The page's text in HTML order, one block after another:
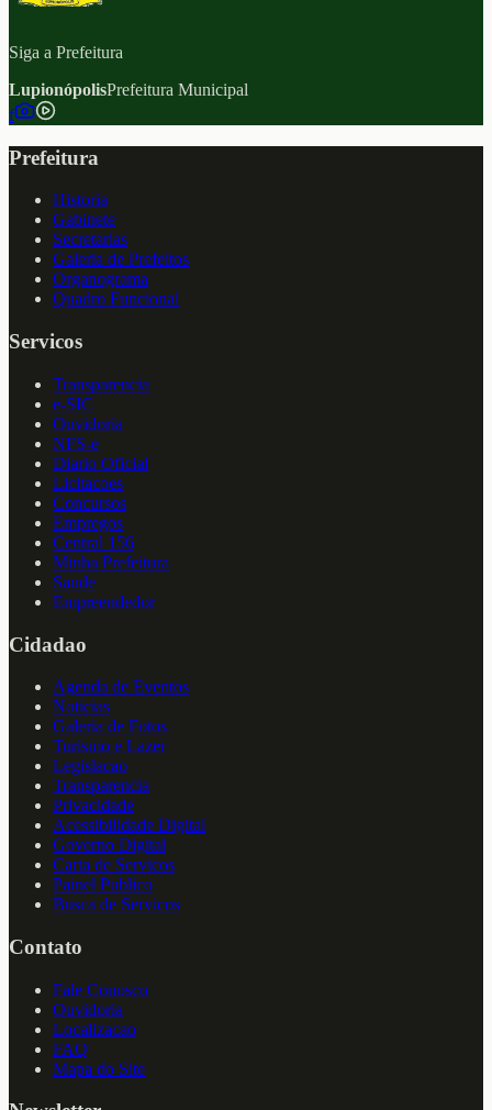
Siga a Prefeitura
LupionópolisPrefeitura Municipal
f
Prefeitura
Historia
Gabinete
Secretarias
Galeria de Prefeitos
Organograma
Quadro Funcional
Servicos
Transparencia
e-SIC
Ouvidoria
NFS-e
Diario Oficial
Licitacoes
Concursos
Empregos
Central 156
Minha Prefeitura
Saude
Empreendedor
Cidadao
Agenda de Eventos
Noticias
Galeria de Fotos
Turismo e Lazer
Legislacao
Transparencia
Privacidade
Acessibilidade Digital
Governo Digital
Carta de Servicos
Painel Publico
Busca de Servicos
Contato
Fale Conosco
Ouvidoria
Localizacao
FAQ
Mapa do Site